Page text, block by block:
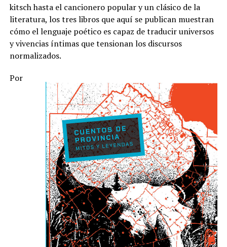
kitsch hasta el cancionero popular y un clásico de la
literatura, los tres libros que aquí se publican muestran
cómo el lenguaje poético es capaz de traducir universos
y vivencias íntimas que tensionan los discursos
normalizados.
Por